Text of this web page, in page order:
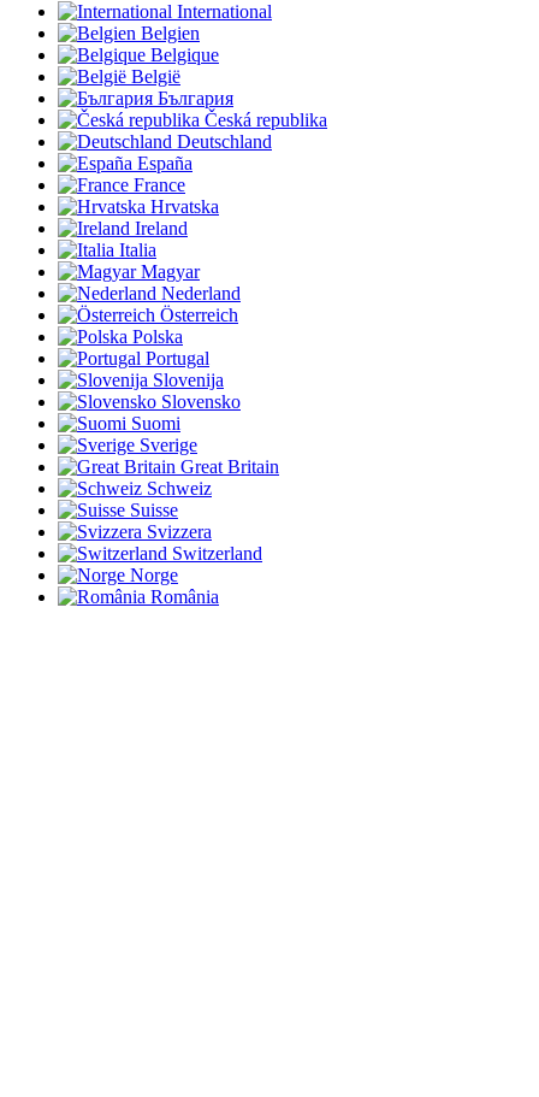
International
Belgien
Belgique
België
България
Česká republika
Deutschland
España
France
Hrvatska
Ireland
Italia
Magyar
Nederland
Österreich
Polska
Portugal
Slovenija
Slovensko
Suomi
Sverige
Great Britain
Schweiz
Suisse
Svizzera
Switzerland
Norge
România